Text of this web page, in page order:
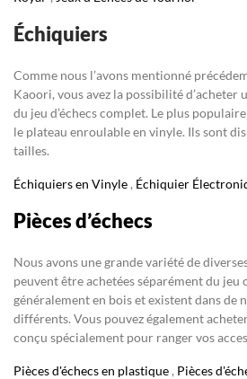
Échiquiers
Comme nous l’avons mentionné
Kaoori, vous avez la possibilité d’acheter
du jeu d’échecs complet. Le plus populaire
le plateau enroulable en vinyle. Ils sont
tailles.
Échiquiers en Vinyle , Échiquier
Pièces d’échecs
Nous avons une grande variété de
peuvent être achetées séparément du jeu
généralement en bois et existent dans de
différents. Vous pouvez également
conçu spécialement pour ranger vos
Pièces d'échecs en plastique , Pièces